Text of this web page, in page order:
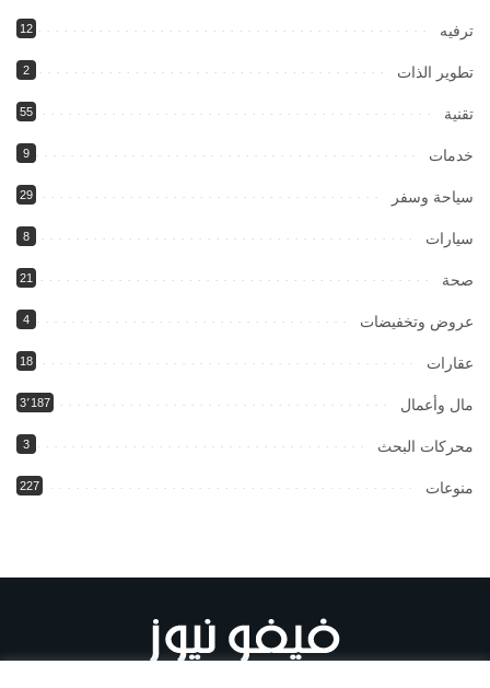
ترفيه 12
تطوير الذات 2
تقنية 55
خدمات 9
سياحة وسفر 29
سيارات 8
صحة 21
عروض وتخفيضات 4
عقارات 18
مال وأعمال 3٬187
محركات البحث 3
منوعات 227